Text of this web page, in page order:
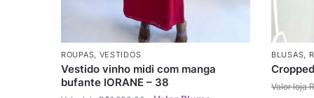
ROUPAS VESTIDOS
Vestido vinho midi com manga
bufante IORANE – 38
BLUSAS